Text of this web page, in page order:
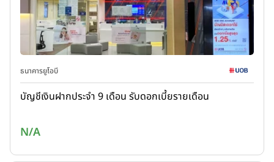
ธนาคารยูโอบี
บัญชีเงินฝากประจำ 9 เดือน รับดอกเบี้ยรายเดือน
N/A